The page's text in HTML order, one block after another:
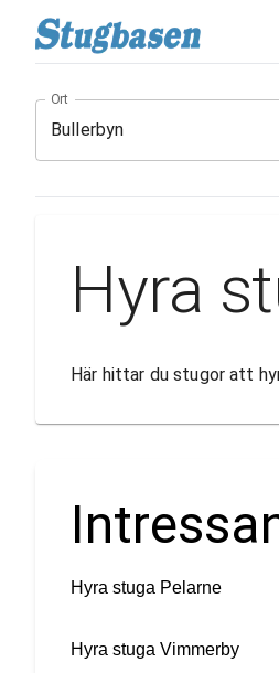
Ort
Hyra
Här hittar du stugor att
Hyra stuga Pelarne
Hyra stuga Vimmerby